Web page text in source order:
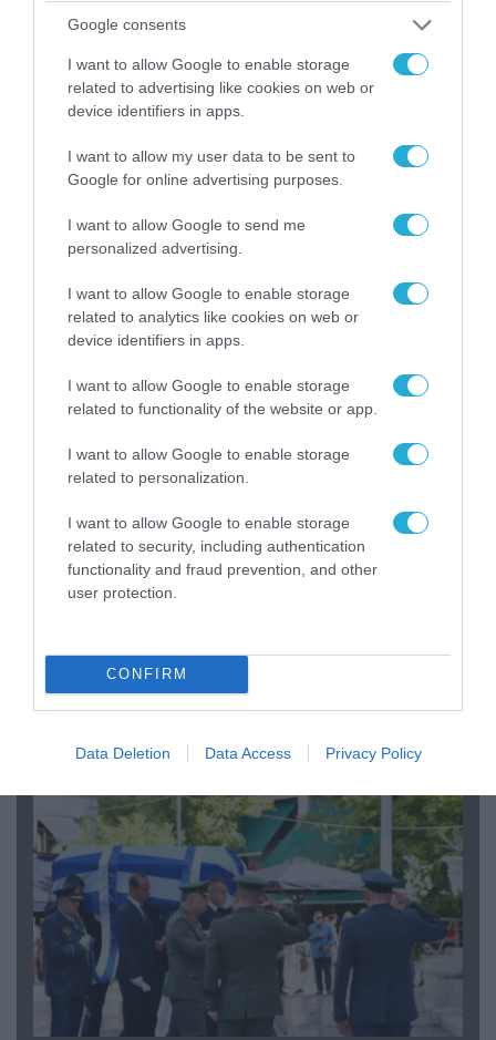
Google consents
I want to allow Google to enable storage
related to advertising like cookies on web or
device identifiers in apps.
I want to allow my user data to be sent to
Google for online advertising purposes.
I want to allow Google to send me
personalized advertising.
I want to allow Google to enable storage
related to analytics like cookies on web or
device identifiers in apps.
I want to allow Google to enable storage
related to functionality of the website or app.
I want to allow Google to enable storage
related to personalization.
I want to allow Google to enable storage
related to security, including authentication
functionality and fraud prevention, and other
user protection.
CONFIRM
Data Deletion Data Access Privacy Policy
06.08.2026 | 14:02
«Επιχείρηση ελεύθερα πεζοδρόμια» στην
Αθήνα: Απομακρύνθηκαν παράνομα
αντικείμενα από κοινόχρηστους χώρους
06.08.2026 | 09:03
«Οι εντελώς αθώοι»: Η ανάρτηση του Αρκά για
τα ζώα που χάθηκαν στις πυρκαγιές της